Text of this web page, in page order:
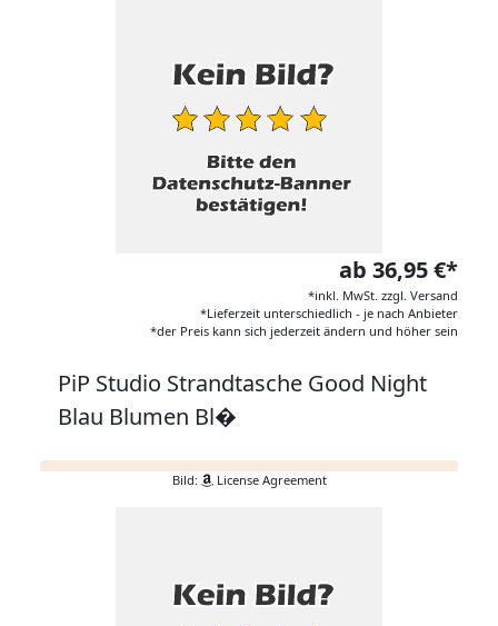
ab 36,95 €*
*inkl. MwSt. zzgl. Versand
*Lieferzeit unterschiedlich - je nach Anbieter
*der Preis kann sich jederzeit ändern und höher sein
PiP Studio Strandtasche Good Night
Blau Blumen Bl�
Bild: License Agreement